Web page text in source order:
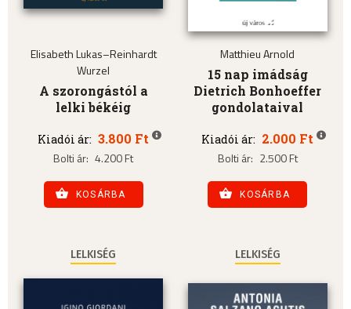
Elisabeth Lukas–Reinhardt
Wurzel
A szorongástól a
lelki békéig
Kiadói ár: 3.800 Ft
Bolti ár: 4.200 Ft
KOSÁRBA
Matthieu Arnold
15 nap imádság
Dietrich Bonhoeffer
gondolataival
Kiadói ár: 2.000 Ft
Bolti ár: 2.500 Ft
KOSÁRBA
LELKISÉG LELKISÉG